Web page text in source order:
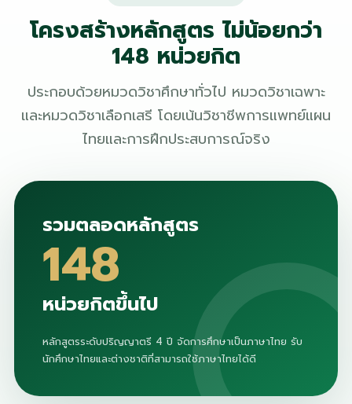
โครงสร้างหลักสูตร ไม่น้อยกว่า
148 หน่วยกิต
ประกอบด้วยหมวดวิชาศึกษาทั่วไป หมวดวิชาเฉพาะ
และหมวดวิชาเลือกเสรี โดยเน้นวิชาชีพการแพทย์แผน
ไทยและการฝึกประสบการณ์จริง
รวมตลอดหลักสูตร
148
หน่วยกิตขึ้นไป
หลักสูตรระดับปริญญาตรี 4 ปี จัดการศึกษาเป็นภาษาไทย รับ
นักศึกษาไทยและต่างชาติที่สามารถใช้ภาษาไทยได้ดี